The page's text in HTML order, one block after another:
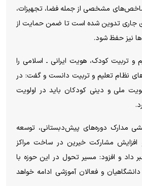
مشخصی از جمله فضا، تجهیزات،
جاری تدوین شده است تا ضمن حمایت از
نیز حفظ شود.
و تربیت کودک، هویت ایرانی ـ اسلامی را
نظام تعلیم و تربیت دانست و گفت: در
ملی و دینی کودکان باید در اولویت
مدارک دوره‌های پیش‌دبستانی، توسعه
افزایش مشارکت خیرین در ساخت مراکز
داد و افزود: مسیر تحول در این حوزه با
و فعالان آموزشی ادامه خواهد